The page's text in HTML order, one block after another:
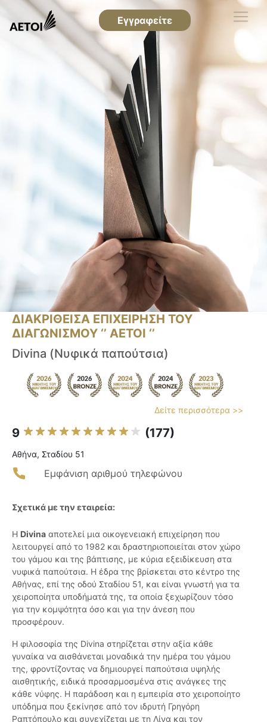
Εγγραφείτε
ΔΙΑΚΡΙΘΕΙΣΑ ΕΠΙΧΕΙΡΗΣΗ ΤΟΥ
ΔΙΑΓΩΝΙΣΜΟΥ ‘’ ΑΕΤΟΙ ‘’
Divina (Νυφικά παπούτσια)
Δείτε περισσότερα >>
9 (177)
Αθήνα, Σταδίου 51
Εμφάνιση αριθμού τηλεφώνου
Σχετικά με την εταιρεία:
Η Divina αποτελεί μια οικογενειακή επιχείρηση που
λειτουργεί από το 1982 και δραστηριοποιείται στον χώρο
του γάμου και της βάπτισης, με κύρια εξειδίκευση στα
νυφικά παπούτσια. Η έδρα της βρίσκεται στο κέντρο της
Αθήνας, επί της οδού Σταδίου 51, και είναι γνωστή για τα
χειροποίητα υποδήματά της, τα οποία ξεχωρίζουν τόσο
για την κομψότητα όσο και για την άνεση που
προσφέρουν.
Η φιλοσοφία της Divina στηρίζεται στην αξία κάθε
γυναίκα να αισθάνεται μοναδικά την ημέρα του γάμου
της, φροντίζοντας να δημιουργεί παπούτσια υψηλής
αισθητικής, ειδικά προσαρμοσμένα στις ανάγκες της
κάθε νύφης. Η παράδοση και η εμπειρία στο χειροποίητο
υπόδημα που ξεκίνησε από τον ιδρυτή Γρηγόρη
Ραπτόπουλο και συνεχίζεται με τη Λίνα και τον